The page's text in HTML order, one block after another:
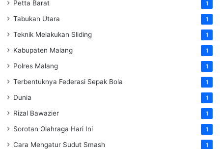
Petta Barat 1
Tabukan Utara 1
Teknik Melakukan Sliding 1
Kabupaten Malang 1
Polres Malang 1
Terbentuknya Federasi Sepak Bola 1
Dunia 1
Rizal Bawazier 1
Sorotan Olahraga Hari Ini 1
Cara Mengatur Sudut Smash 1